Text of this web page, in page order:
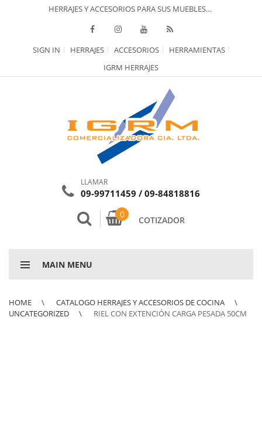
HERRAJES Y ACCESORIOS PARA SUS MUEBLES…
SIGN IN HERRAJES ACCESORIOS
HERRAMIENTAS
IGRM HERRAJES
LLAMAR
09-99711459 / 09-84818816
0
COTIZADOR
MAIN MENU
HOME
CATALOGO HERRAJES Y ACCESORIOS DE COCINA
UNCATEGORIZED
RIEL CON EXTENCIÓN CARGA PESADA 50CM